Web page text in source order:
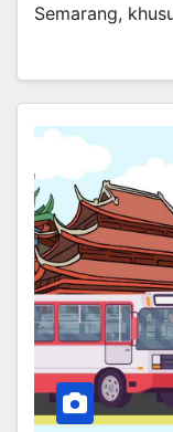
Semarang,